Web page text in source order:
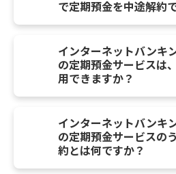
で定期預金を中途解約
インターネットバンキ
の定期預金サービスは
用できますか？
インターネットバンキ
の定期預金サービスの
約とは何ですか？